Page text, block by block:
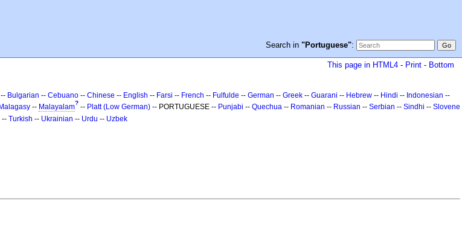
Search in "Portuguese":
This page in HTML4 - Print - Bottom
-- Bulgarian -- Cebuano -- Chinese -- English -- Farsi -- French -- Fulfulde -- German -- Greek -- Guarani -- Hebrew -- Hindi -- Indonesian --
Malagasy -- Malayalam? -- Platt (Low German) -- PORTUGUESE -- Punjabi -- Quechua -- Romanian -- Russian -- Serbian -- Sindhi -- Slovene
-- Turkish -- Ukrainian -- Urdu -- Uzbek